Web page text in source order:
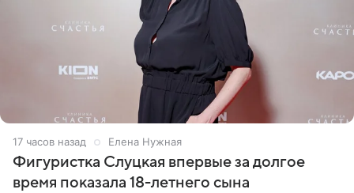
17 часов назад Елена Нужная
Фигуристка Слуцкая впервые за долгое
время показала 18-летнего сына